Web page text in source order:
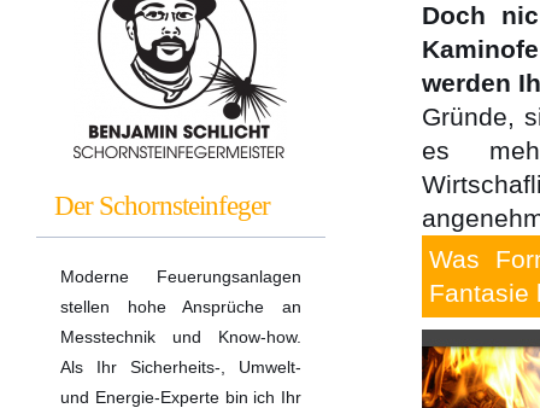
Doch
werden
Gründe,
es
Was
Fantasie
Der Schornsteinfeger
Moderne Feuerungsanlagen
stellen hohe Ansprüche an
Messtechnik und Know-how.
Als Ihr Sicherheits-, Umwelt-
und Energie-Experte bin ich Ihr